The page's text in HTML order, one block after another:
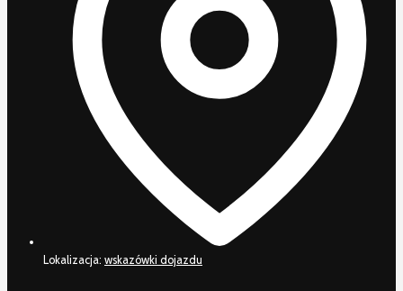
Lokalizacja: wskazówki dojazdu